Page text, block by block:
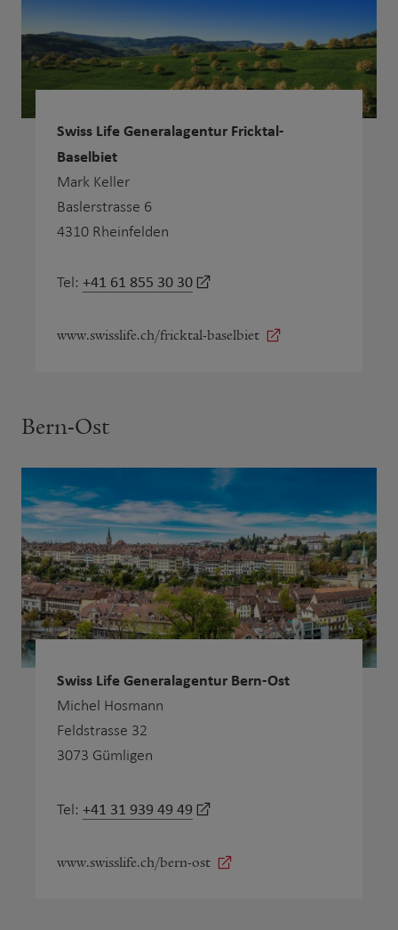
Swiss Life Generalagentur Fricktal-
Baselbiet
Mark Keller
Baslerstrasse 6
4310 Rheinfelden
Tel: +41 61 855 30 30
www.swisslife.ch/fricktal-baselbiet
Bern-Ost
Swiss Life Generalagentur Bern-Ost
Michel Hosmann
Feldstrasse 32
3073 Gümligen
Tel: +41 31 939 49 49
www.swisslife.ch/bern-ost